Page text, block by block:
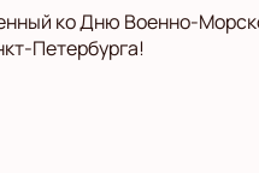
ко Дню Военно-
Петербурга!